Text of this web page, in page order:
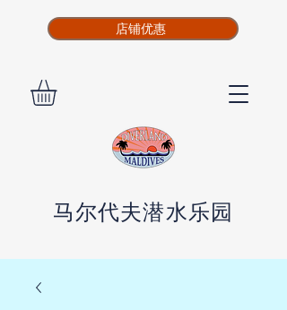
马尔代夫潜水乐园
店铺优惠